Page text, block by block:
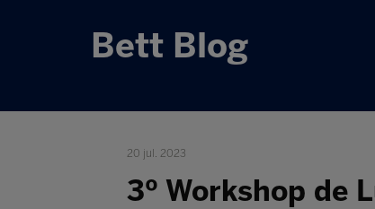
Bett Blog
20 jul. 2023
3º Workshop de